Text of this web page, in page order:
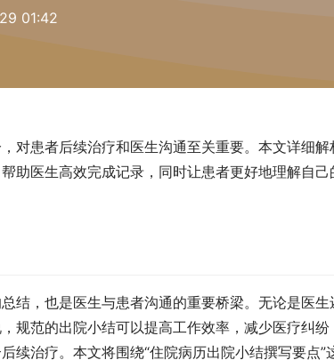
01:42
对患者后续治疗和医生沟通至关重要。本文详细
助医生高效完成记录，同时让患者更好地理解自己
结，也是医生与患者沟通的重要桥梁。无论是医生
规范的出院小结可以提高工作效率，减少医疗纠纷
续治疗。本文将围绕“住院病历出院小结撰写要点”